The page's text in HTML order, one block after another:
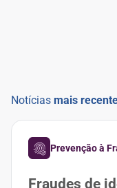
Notícias mais
Prevenção à
Fraudes de